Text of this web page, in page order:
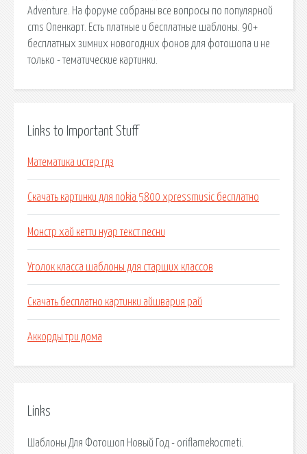
Adventure. На форуме собраны все вопросы по популярной
cms Опенкарт. Есть платные и бесплатные шаблоны. 90+
бесплатных зимних новогодних фонов для фотошопа и не
только - тематические картинки.
Links to Important Stuff
Математика истер гдз
Скачать картинки для nokia 5800 xpressmusic бесплатно
Монстр хай кетти нуар текст песни
Уголок класса шаблоны для старших классов
Скачать бесплатно картинки айшвария рай
Аккорды три дома
Links
Шаблоны Для Фотошоп Новый Год - oriflamekocmeti.